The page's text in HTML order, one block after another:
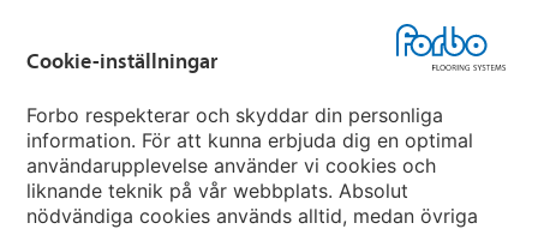
Välj land
Cookie-inställningar
Forbo respekterar och skyddar din personliga
information. För att kunna erbjuda dig en optimal
användarupplevelse använder vi cookies och
liknande teknik på vår webbplats. Absolut
nödvändiga cookies används alltid, medan övriga